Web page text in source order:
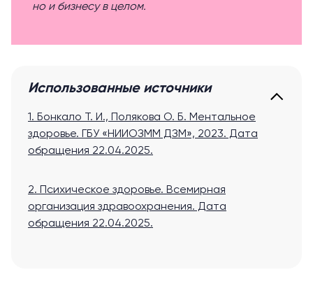
но и бизнесу в целом.
Использованные источники
1. Бонкало Т. И., Полякова О. Б. Ментальное
здоровье. ГБУ «НИИОЗММ ДЗМ», 2023. Дата
обращения 22.04.2025.
2. Психическое здоровье. Всемирная
организация здравоохранения. Дата
обращения 22.04.2025.